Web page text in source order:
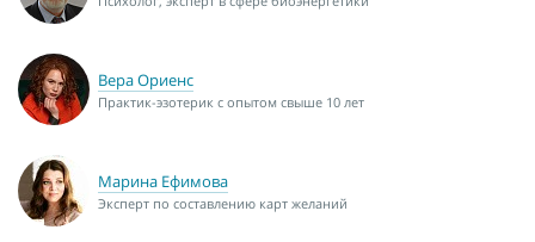
Вера Ориенс
Практик-эзотерик с опытом свыше 10 лет
Марина Ефимова
Эксперт по составлению карт желаний